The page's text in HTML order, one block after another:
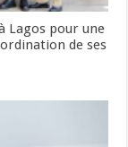
Lagos pour une
de ses